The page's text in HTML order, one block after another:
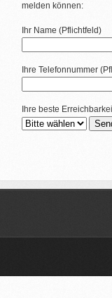
melden können:
Ihr Name (Pflichtfeld)
Ihre Telefonnummer
Ihre beste